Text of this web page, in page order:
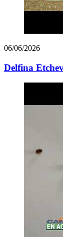
06/06/2026
Delfina